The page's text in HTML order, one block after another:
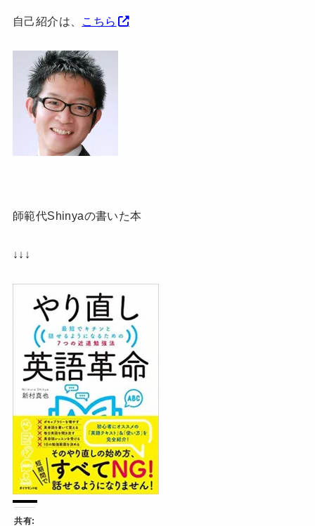
自己紹介は、 こちら
師範代Shinyaの書いた本
↓↓↓
共有: